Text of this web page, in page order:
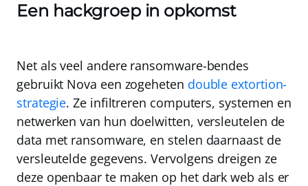
Een hackgroep in opkomst
Net als veel andere ransomware-bendes
gebruikt Nova een zogeheten double extortion-
strategie. Ze infiltreren computers, systemen en
netwerken van hun doelwitten, versleutelen de
data met ransomware, en stelen daarnaast de
versleutelde gegevens. Vervolgens dreigen ze
deze openbaar te maken op het dark web als er